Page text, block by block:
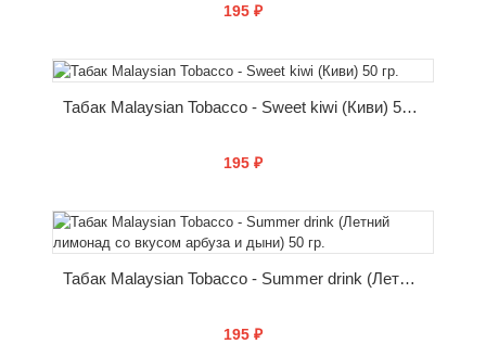
195 ₽
КУПИТЬ
Табак Malaysian Tobacco - Sweet kiwi (Киви) 50 гр.
195 ₽
КУПИТЬ
Табак Malaysian Tobacco - Summer drink (Летний лимонад со вкусом арбуза и дыни) 50 гр.
195 ₽